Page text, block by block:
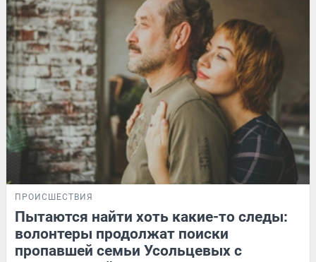
ПРОИСШЕСТВИЯ
Пытаются найти хоть какие-то следы:
волонтеры продолжат поиски
пропавшей семьи Усольцевых с